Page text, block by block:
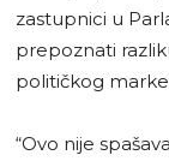
zastupnici u
prepoznati
političkog
“Ovo nije